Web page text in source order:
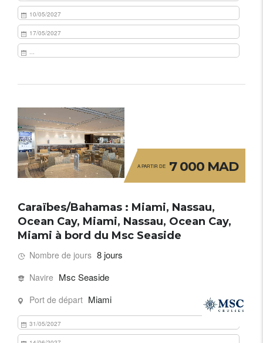
10/05/2027
17/05/2027
...
A PARTIR DE 7 000 MAD
Caraïbes/Bahamas : Miami, Nassau,
Ocean Cay, Miami, Nassau, Ocean Cay,
Miami à bord du Msc Seaside
Nombre de jours 8 jours
Navire Msc Seaside
Port de départ Miami
31/05/2027